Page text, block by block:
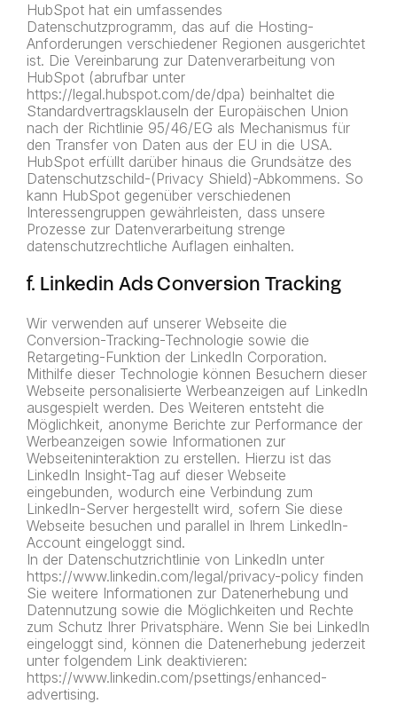
HubSpot hat ein umfassendes
Datenschutzprogramm, das auf die Hosting-
Anforderungen verschiedener Regionen ausgerichtet
ist. Die Vereinbarung zur Datenverarbeitung von
HubSpot (abrufbar unter
https://legal.hubspot.com/de/dpa) beinhaltet die
Standardvertragsklauseln der Europäischen Union
nach der Richtlinie 95/46/EG als Mechanismus für
den Transfer von Daten aus der EU in die USA.
HubSpot erfüllt darüber hinaus die Grundsätze des
Datenschutzschild-(Privacy Shield)-Abkommens. So
kann HubSpot gegenüber verschiedenen
Interessengruppen gewährleisten, dass unsere
Prozesse zur Datenverarbeitung strenge
datenschutzrechtliche Auflagen einhalten.
f. Linkedin Ads Conversion Tracking
Wir verwenden auf unserer Webseite die
Conversion-Tracking-Technologie sowie die
Retargeting-Funktion der LinkedIn Corporation.
Mithilfe dieser Technologie können Besuchern dieser
Webseite personalisierte Werbeanzeigen auf LinkedIn
ausgespielt werden. Des Weiteren entsteht die
Möglichkeit, anonyme Berichte zur Performance der
Werbeanzeigen sowie Informationen zur
Webseiteninteraktion zu erstellen. Hierzu ist das
LinkedIn Insight-Tag auf dieser Webseite
eingebunden, wodurch eine Verbindung zum
LinkedIn-Server hergestellt wird, sofern Sie diese
Webseite besuchen und parallel in Ihrem LinkedIn-
Account eingeloggt sind.
In der Datenschutzrichtlinie von LinkedIn unter
https://www.linkedin.com/legal/privacy-policy finden
Sie weitere Informationen zur Datenerhebung und
Datennutzung sowie die Möglichkeiten und Rechte
zum Schutz Ihrer Privatsphäre. Wenn Sie bei LinkedIn
eingeloggt sind, können die Datenerhebung jederzeit
unter folgendem Link deaktivieren:
https://www.linkedin.com/psettings/enhanced-
advertising.